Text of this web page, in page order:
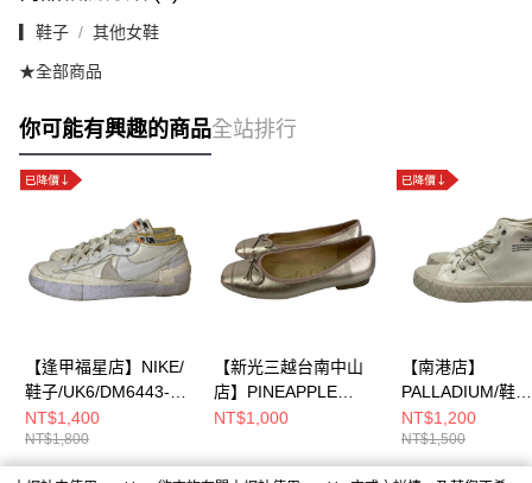
▎鞋子 其他女鞋
★全部商品
你可能有興趣的商品全站排行
【逢甲福星店】NIKE/
鞋子/UK6/DM6443-
100
NT$1,400
NT$1,800
【新光三越台南中山
店】PINEAPPLE
JUICE/淺口皮鞋/UK6/
NT$1,000
【南港店】
PALLADIUM/鞋
子/UK6/78567-
NT$1,200
NT$1,500